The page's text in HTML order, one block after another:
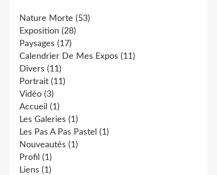
Nature Morte (53)
Exposition (28)
Paysages (17)
Calendrier De Mes Expos (11)
Divers (11)
Portrait (11)
Vidéo (3)
Accueil (1)
Les Galeries (1)
Les Pas A Pas Pastel (1)
Nouveautés (1)
Profil (1)
Liens (1)